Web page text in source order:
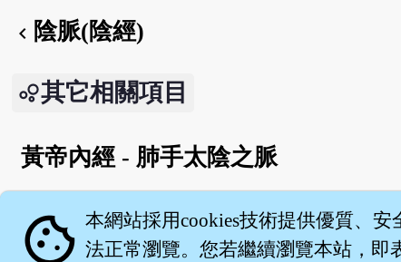
chevron_left 陰脈(陰經)
其它相關項目
黃帝內經 - 肺手太陰之脈
English version
cookie 本網站採用cookies技術提供優質、
法正常瀏覽。您若繼續瀏覽本站，即